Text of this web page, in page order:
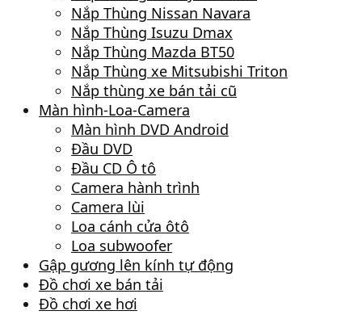
Nắp Thùng Nissan Navara
Nắp Thùng Isuzu Dmax
Nắp Thùng Mazda BT50
Nắp Thùng xe Mitsubishi Triton
Nắp thùng xe bán tải cũ
Màn hình-Loa-Camera
Màn hình DVD Android
Đầu DVD
Đầu CD Ô tô
Camera hành trình
Camera lùi
Loa cánh cửa ôtô
Loa subwoofer
Gập gương lên kính tự động
Đồ chơi xe bán tải
Đồ chơi xe hơi